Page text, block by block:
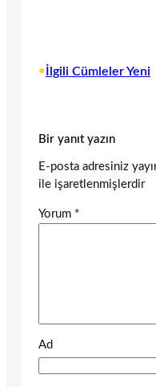
• İlgili Cümleler Yeni
Bir yanıt yazın
E-posta adresiniz
ile işaretlenmişlerdir
Yorum *
Ad